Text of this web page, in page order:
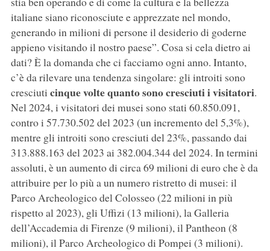
italiane siano riconosciute e apprezzate nel mondo,
generando in milioni di persone il desiderio di goderne
appieno visitando il nostro paese”. Cosa si cela dietro ai
dati? È la domanda che ci facciamo ogni anno. Intanto,
c’è da rilevare una tendenza singolare: gli introiti sono
cresciuti cinque volte quanto sono cresciuti i visitatori.
Nel 2024, i visitatori dei musei sono stati 60.850.091,
contro i 57.730.502 del 2023 (un incremento del 5,3%),
mentre gli introiti sono cresciuti del 23%, passando dai
313.888.163 del 2023 ai 382.004.344 del 2024. In termini
assoluti, è un aumento di circa 69 milioni di euro che è da
attribuire per lo più a un numero ristretto di musei: il
Parco Archeologico del Colosseo (22 milioni in più
rispetto al 2023), gli Uffizi (13 milioni), la Galleria
dell’Accademia di Firenze (9 milioni), il Pantheon (8
milioni), il Parco Archeologico di Pompei (3 milioni).